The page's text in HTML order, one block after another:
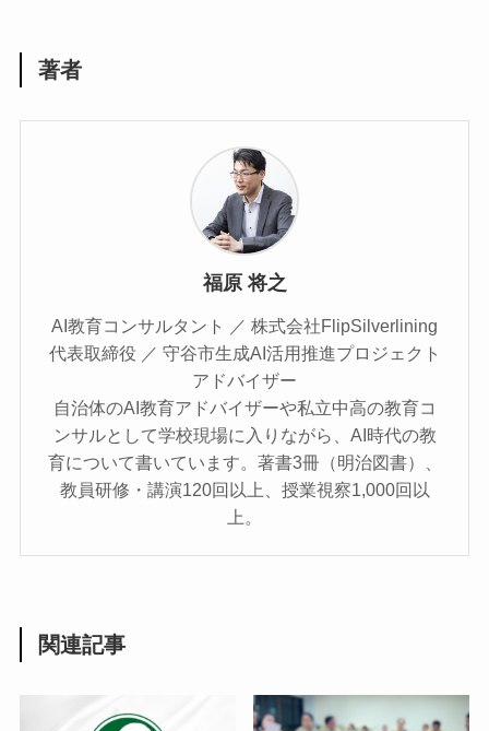
著者
福原 将之
AI教育コンサルタント ／ 株式会社FlipSilverlining
代表取締役 ／ 守谷市生成AI活用推進プロジェクト
アドバイザー
自治体のAI教育アドバイザーや私立中高の教育コ
ンサルとして学校現場に入りながら、AI時代の教
育について書いています。著書3冊（明治図書）、
教員研修・講演120回以上、授業視察1,000回以
上。
関連記事